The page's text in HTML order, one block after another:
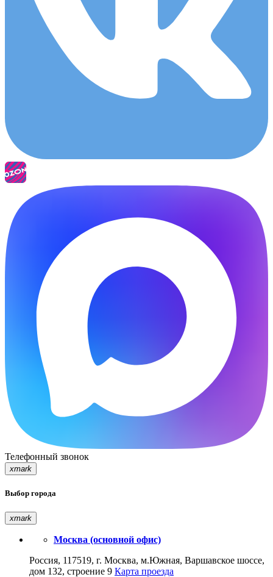
Телефонный звонок
xmark
Выбор города
xmark
Москва (основной офис)
Россия, 117519, г. Москва, м.Южная, Варшавское шоссе,
дом 132, строение 9 Карта проезда